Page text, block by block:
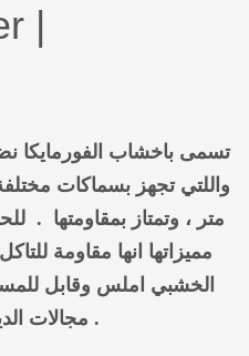
|
تسمى باخشاب الفورمايكا
متر ، وتمتاز بمقاومتها .
مميزاتها انها مقاومة
الخشبي املس وقابل
مجالات الديكور والتاثيث .